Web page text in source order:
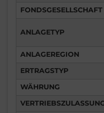
FONDSGESELLSCHAFT
ANLAGETYP
ANLAGEREGION
ERTRAGSTYP
WÄHRUNG